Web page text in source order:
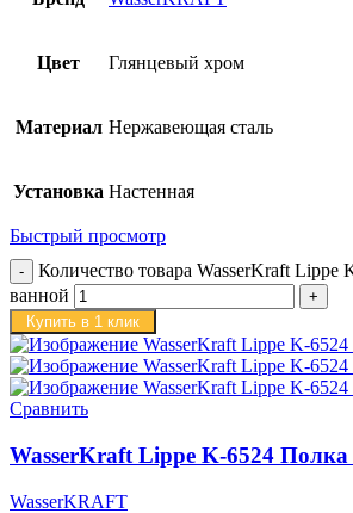
Цвет Глянцевый хром
Материал Нержавеющая сталь
Установка Настенная
Быстрый просмотр
Количество товара WasserKraft Lippe
ванной
Купить в 1 клик
Сравнить
WasserKraft Lippe K-6524 Полка
WasserKRAFT